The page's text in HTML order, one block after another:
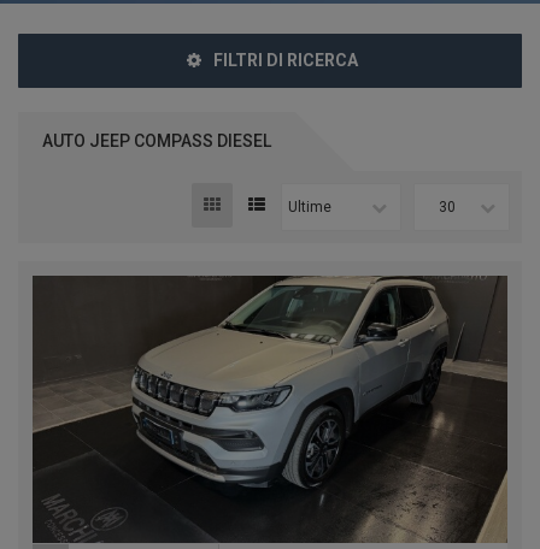
FILTRI DI RICERCA
AUTO JEEP COMPASS DIESEL
Ultime 30